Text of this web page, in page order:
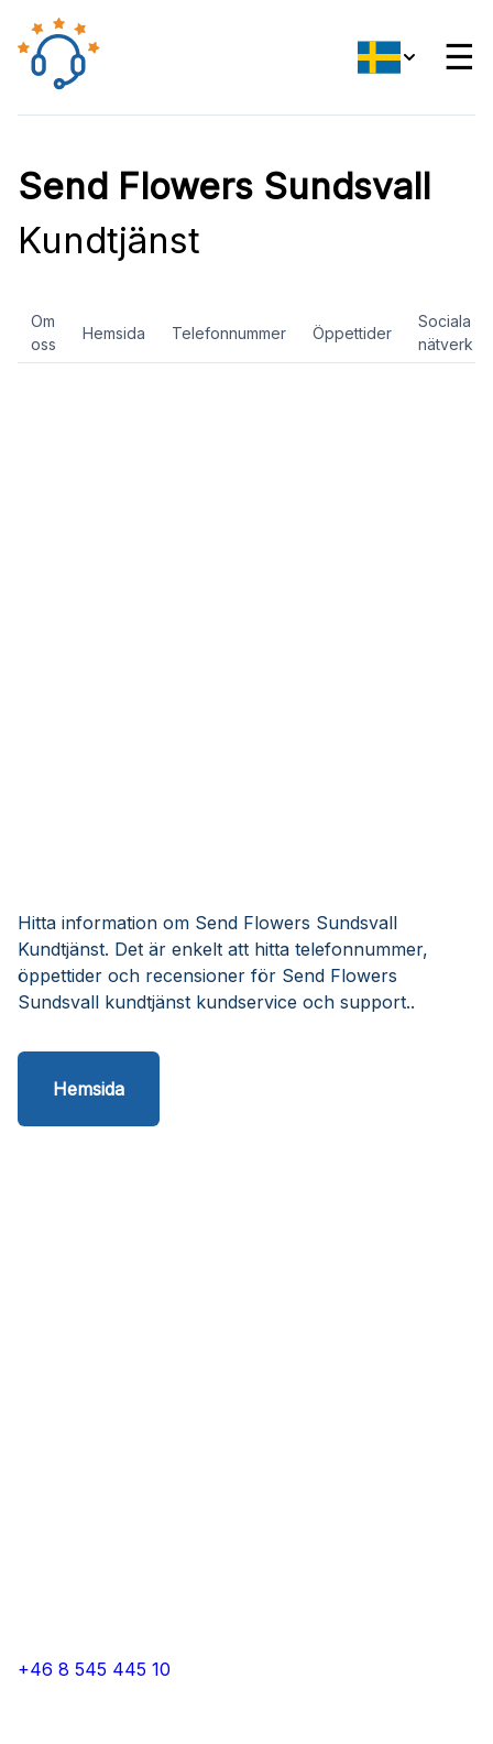
☰
Send Flowers Sundsvall
Kundtjänst
Om
oss
Hemsida Telefonnummer Öppettider
Sociala
nätverk
Hitta information om Send Flowers Sundsvall
Kundtjänst. Det är enkelt att hitta telefonnummer,
öppettider och recensioner för Send Flowers
Sundsvall kundtjänst kundservice och support..
Hemsida
+46 8 545 445 10